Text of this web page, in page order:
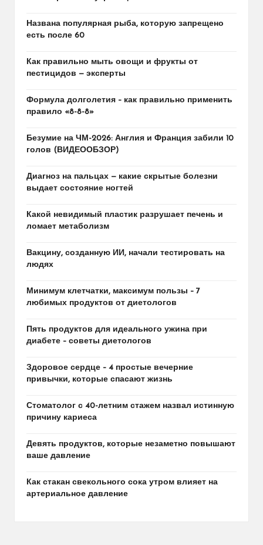
Названа популярная рыба, которую запрещено
есть после 60
Как правильно мыть овощи и фрукты от
пестицидов — эксперты
Формула долголетия – как правильно применить
правило «8-8-8»
Безумие на ЧМ-2026: Англия и Франция забили 10
голов (ВИДЕООБЗОР)
Диагноз на пальцах — какие скрытые болезни
выдает состояние ногтей
Какой невидимый пластик разрушает печень и
ломает метаболизм
Вакцину, созданную ИИ, начали тестировать на
людях
Минимум клетчатки, максимум пользы – 7
любимых продуктов от диетологов
Пять продуктов для идеального ужина при
диабете – советы диетологов
Здоровое сердце – 4 простые вечерние
привычки, которые спасают жизнь
Стоматолог с 40-летним стажем назвал истинную
причину кариеса
Девять продуктов, которые незаметно повышают
ваше давление
Как стакан свекольного сока утром влияет на
артериальное давление